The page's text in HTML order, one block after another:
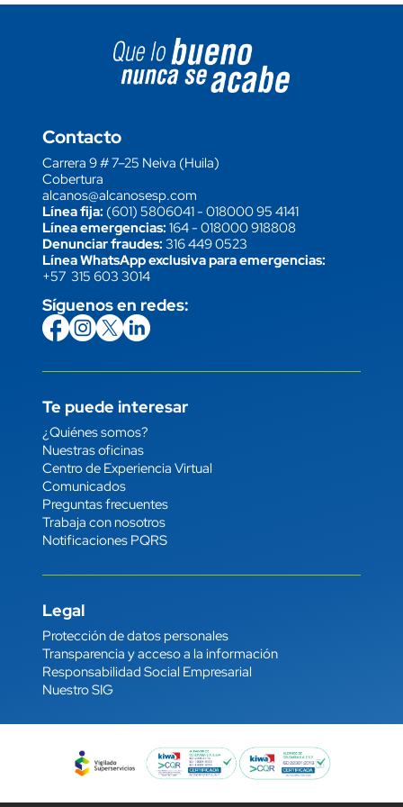
Image block
Contacto
Carrera 9 # 7–25 Neiva (Huila)
Cobertura
alcanos@alcanosesp.com
Línea fija: (601) 5806041-018000 95 4141
Línea emergencias: 164-018000 918808
Denunciar fraudes: 316 449 0523
Línea WhatsApp exclusiva para emergencias:
+57 315 603 3014
Síguenos en redes:
icon
Imagen
link icon
Imagen
link icon
Imagen
link icon
Imagen
link
Te puede interesar
Enlace
¿Quiénes somos?
Nuestras oficinas
Centro de Experiencia Virtual
Comunicados
Preguntas frecuentes
Trabaja con nosotros
Notificaciones PQRS
Legal
Enlace
Protección de datos personales
Transparencia y acceso a la información
Responsabilidad Social Empresarial
Nuestro SIG
Imagen